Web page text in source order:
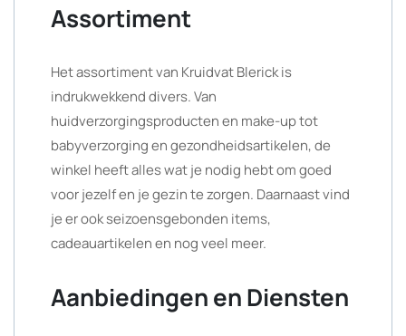
Assortiment
Het assortiment van Kruidvat Blerick is
indrukwekkend divers. Van
huidverzorgingsproducten en make-up tot
babyverzorging en gezondheidsartikelen, de
winkel heeft alles wat je nodig hebt om goed
voor jezelf en je gezin te zorgen. Daarnaast vind
je er ook seizoensgebonden items,
cadeauartikelen en nog veel meer.
Aanbiedingen en Diensten